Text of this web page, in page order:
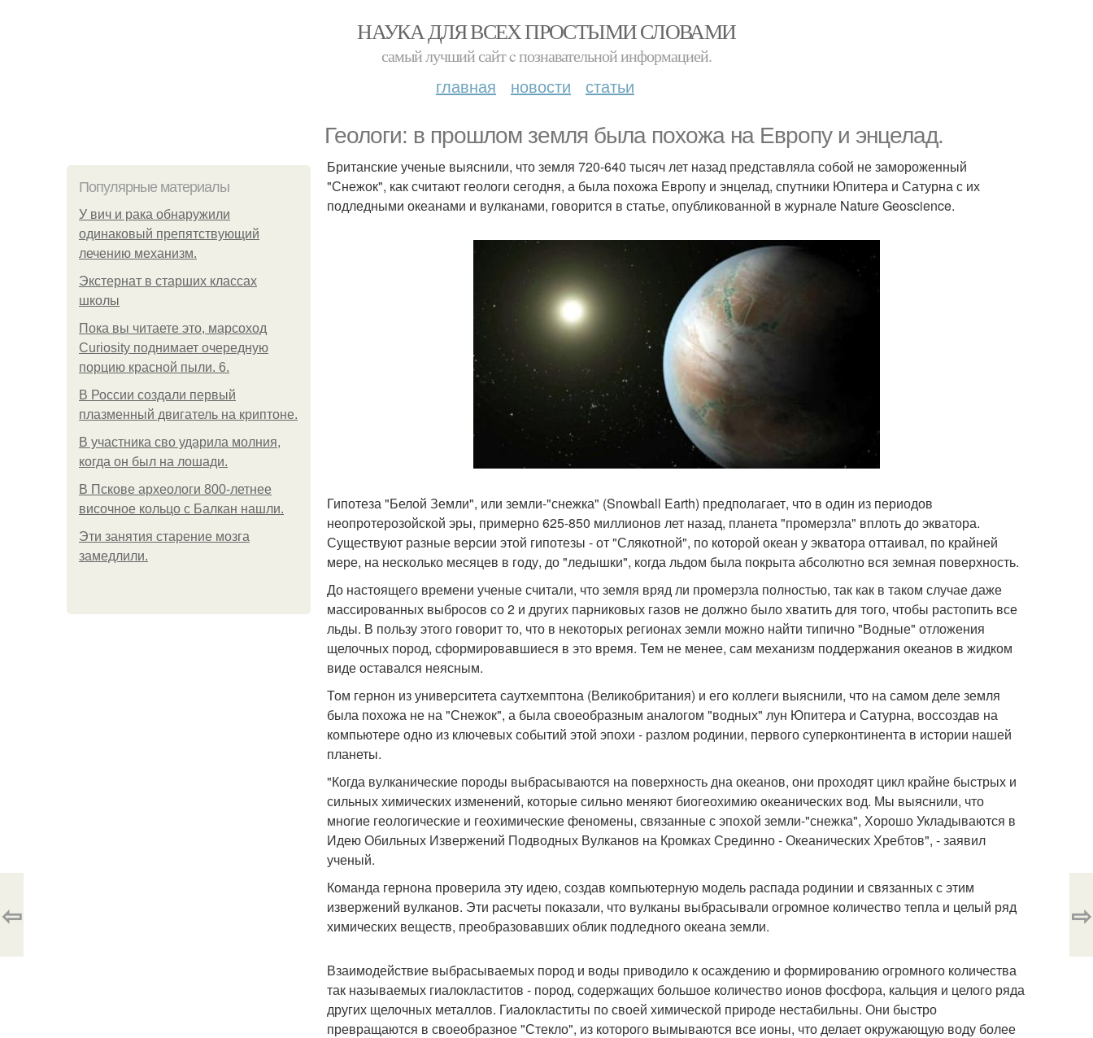
НАУКА ДЛЯ ВСЕХ ПРОСТЫМИ СЛОВАМИ
самый лучший сайт c познавательной информацией.
главная новости статьи
Геологи: в прошлом земля была похожа на Европу и энцелад.
Популярные материалы
У вич и рака обнаружили
одинаковый препятствующий
лечению механизм.
Экстернат в старших классах
школы
Пока вы читаете это, марсоход
Curiosity поднимает очередную
порцию красной пыли. 6.
В России создали первый
плазменный двигатель на криптоне.
В участника сво ударила молния,
когда он был на лошади.
В Пскове археологи 800-летнее
височное кольцо с Балкан нашли.
Эти занятия старение мозга
замедлили.
Британские ученые выяснили, что земля 720-640 тысяч лет назад представляла собой не замороженный
"Снежок", как считают геологи сегодня, а была похожа Европу и энцелад, спутники Юпитера и Сатурна с их
подледными океанами и вулканами, говорится в статье, опубликованной в журнале Nature Geoscience.
Гипотеза "Белой Земли", или земли-"снежка" (Snowball Earth) предполагает, что в один из периодов
неопротерозойской эры, примерно 625-850 миллионов лет назад, планета "промерзла" вплоть до экватора.
Существуют разные версии этой гипотезы - от "Слякотной", по которой океан у экватора оттаивал, по крайней
мере, на несколько месяцев в году, до "ледышки", когда льдом была покрыта абсолютно вся земная поверхность.
До настоящего времени ученые считали, что земля вряд ли промерзла полностью, так как в таком случае даже
массированных выбросов со 2 и других парниковых газов не должно было хватить для того, чтобы растопить все
льды. В пользу этого говорит то, что в некоторых регионах земли можно найти типично "Водные" отложения
щелочных пород, сформировавшиеся в это время. Тем не менее, сам механизм поддержания океанов в жидком
виде оставался неясным.
Том гернон из университета саутхемптона (Великобритания) и его коллеги выяснили, что на самом деле земля
была похожа не на "Снежок", а была своеобразным аналогом "водных" лун Юпитера и Сатурна, воссоздав на
компьютере одно из ключевых событий этой эпохи - разлом родинии, первого суперконтинента в истории нашей
планеты.
"Когда вулканические породы выбрасываются на поверхность дна океанов, они проходят цикл крайне быстрых и
сильных химических изменений, которые сильно меняют биогеохимию океанических вод. Мы выяснили, что
многие геологические и геохимические феномены, связанные с эпохой земли-"снежка", Хорошо Укладываются в
Идею Обильных Извержений Подводных Вулканов на Кромках Срединно - Океанических Хребтов", - заявил
ученый.
Команда гернона проверила эту идею, создав компьютерную модель распада родинии и связанных с этим
извержений вулканов. Эти расчеты показали, что вулканы выбрасывали огромное количество тепла и целый ряд
химических веществ, преобразовавших облик подледного океана земли.
Взаимодействие выбрасываемых пород и воды приводило к осаждению и формированию огромного количества
так называемых гиалокластитов - пород, содержащих большое количество ионов фосфора, кальция и целого ряда
других щелочных металлов. Гиалокластиты по своей химической природе нестабильны. Они быстро
превращаются в своеобразное "Стекло", из которого вымываются все ионы, что делает окружающую воду более
⇦ ⇨